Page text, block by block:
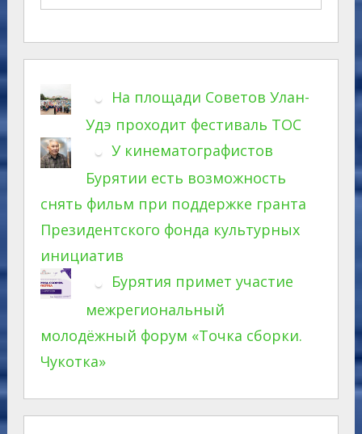
На площади Советов Улан-
Удэ проходит фестиваль ТОС
У кинематографистов
Бурятии есть возможность
снять фильм при поддержке гранта
Президентского фонда культурных
инициатив
Бурятия примет участие
межрегиональный
молодёжный форум «Точка сборки.
Чукотка»